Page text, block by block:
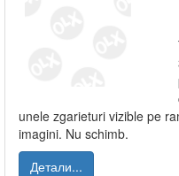
unele zgarieturi vizible pe
imagini. Nu schimb.
Детали...